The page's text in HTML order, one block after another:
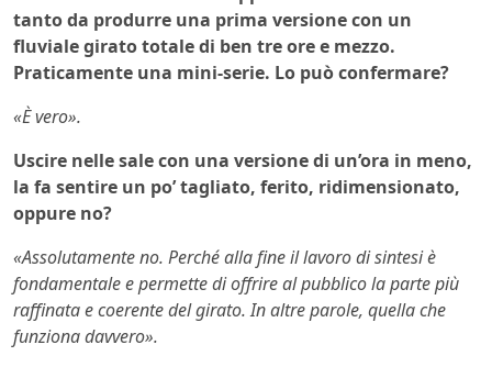
tanto da produrre una prima versione con un
fluviale girato totale di ben tre ore e mezzo.
Praticamente una mini-serie. Lo può confermare?
«È vero».
Uscire nelle sale con una versione di un’ora in meno,
la fa sentire un po’ tagliato, ferito, ridimensionato,
oppure no?
«Assolutamente no. Perché alla fine il lavoro di sintesi è
fondamentale e permette di offrire al pubblico la parte più
raffinata e coerente del girato. In altre parole, quella che
funziona davvero».